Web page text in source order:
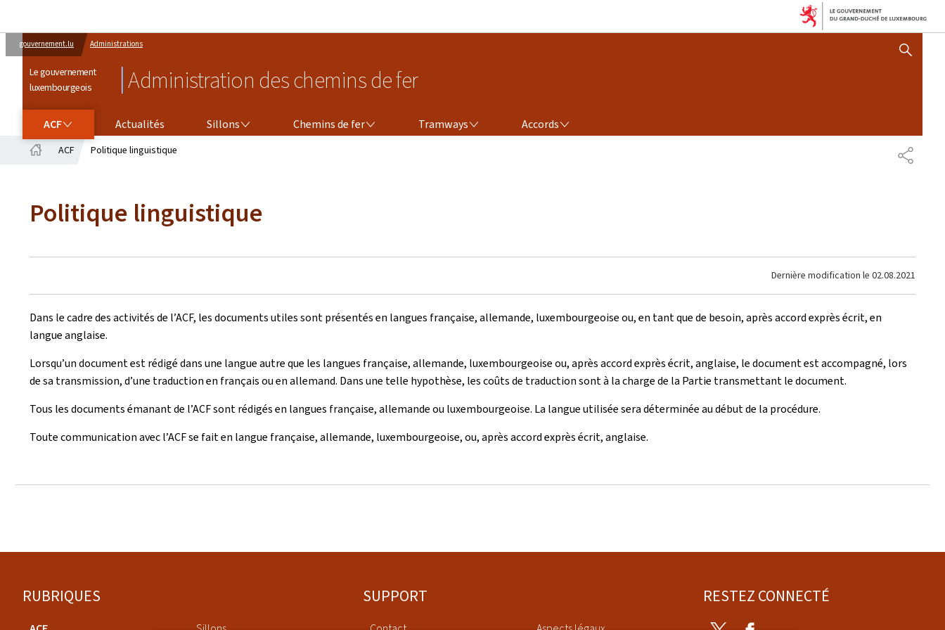
gouvernement.lu Administrations
Le gouvernement
luxembourgeois
Administration des chemins de fer
AFFICHER / MASQUER
ACF Actualités Sillons Chemins de fer Tramways Accords
ACF Politique linguistique
Politique linguistique
Dernière modification le 02.08.2021
Dans le cadre des activités de l’ACF, les documents utiles sont présentés en langues française, allemande, luxembourgeoise ou, en tant que de besoin, après accord exprès écrit, en
langue anglaise.
Lorsqu’un document est rédigé dans une langue autre que les langues française, allemande, luxembourgeoise ou, après accord exprès écrit, anglaise, le document est accompagné, lors
de sa transmission, d’une traduction en français ou en allemand. Dans une telle hypothèse, les coûts de traduction sont à la charge de la Partie transmettant le document.
Tous les documents émanant de l’ACF sont rédigés en langues française, allemande ou luxembourgeoise. La langue utilisée sera déterminée au début de la procédure.
Toute communication avec l’ACF se fait en langue française, allemande, luxembourgeoise, ou, après accord exprès écrit, anglaise.
Pied
de
RUBRIQUES SUPPORT RESTEZ CONNECTÉ